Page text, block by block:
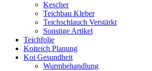
Kescher
Teichbau Kleber
Teichschlauch Verstärkt
Sonstige Artikel
Teichfolie
Koiteich Planung
Koi Gesundheit
Wurmbehandlung